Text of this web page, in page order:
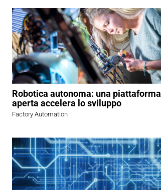
Robotica autonoma: una piattaforma
aperta accelera lo sviluppo
Factory Automation